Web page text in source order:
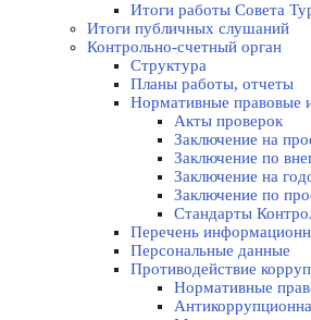
Итоги работы Совета
Итоги публичных слушаний
Контрольно-счетный орган
Структура
Планы работы, отчеты
Нормативные правовые
Акты проверок
Заключение на
Заключение по
Заключение на
Заключение по
Стандарты
Перечень
Персональные данные
Противодействие
Нормативные